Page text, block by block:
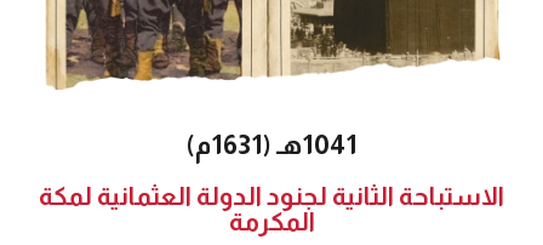
1041هـ (1631م)
الاستباحة الثانية لجنود الدولة العثمانية لمكة
المكرمة